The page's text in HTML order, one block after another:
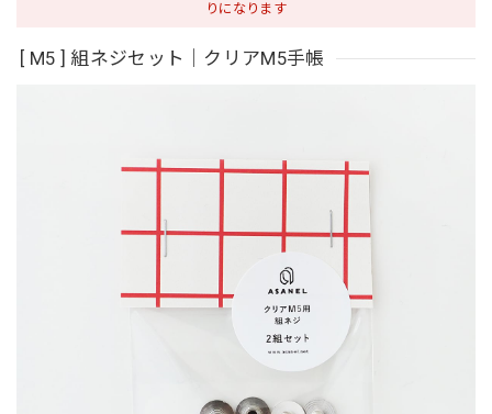
りになります
[ M5 ] 組ネジセット｜クリアM5手帳